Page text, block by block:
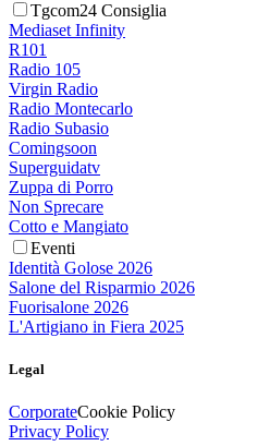
Tgcom24 Consiglia
Mediaset Infinity
R101
Radio 105
Virgin Radio
Radio Montecarlo
Radio Subasio
Comingsoon
Superguidatv
Zuppa di Porro
Non Sprecare
Cotto e Mangiato
Eventi
Identità Golose 2026
Salone del Risparmio 2026
Fuorisalone 2026
L'Artigiano in Fiera 2025
Legal
CorporateCookie Policy
Privacy Policy